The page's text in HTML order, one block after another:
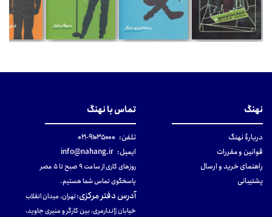
نهنگ
دربارهٔ نهنگ
قوانین و مقررات
راهنمای خرید و ارسال
پشتیبانی
تماس با نهنگ
تلفن: ۹۱۰۳۵۰۰۰-۰۲۱
ایمیل: info@nahang.ir
روزهای کاری از ساعت ۹ صبح تا ۵ عصر
پاسخگوی تماس شما هستیم.
آدرس دفتر مرکزی:تهران، میدان انقلاب
خیابان ژاندارمری، بین کارگر و منیری جاوید،